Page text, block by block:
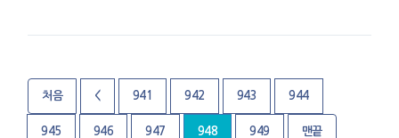
처음 < 941 942 943 944
945 946 947 948 949 맨끝